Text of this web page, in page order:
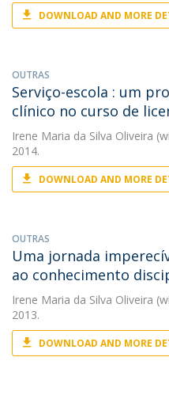
DOWNLOAD AND MORE
OUTRAS
Serviço-escola : um
clínico no curso de
Irene Maria da Silva Oliveira
2014.
DOWNLOAD AND MORE
OUTRAS
Uma jornada
ao conhecimento
Irene Maria da Silva Oliveira
2013.
DOWNLOAD AND MORE